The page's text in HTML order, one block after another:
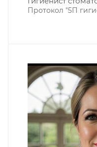
Протокол "5П